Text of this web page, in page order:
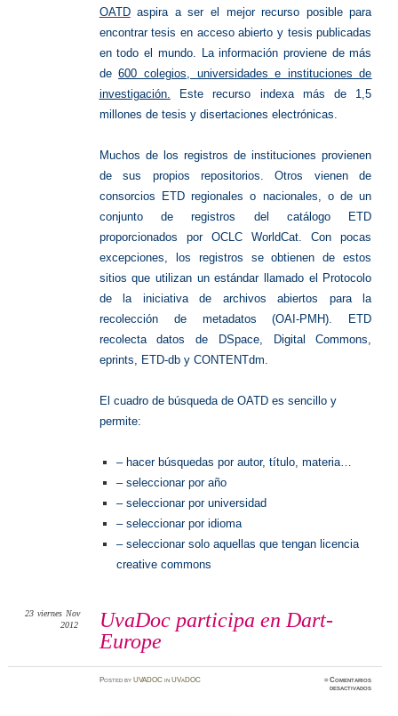
OATDaspira a ser el mejor recurso posible para
encontrar tesis en acceso abierto y tesis publicadas
en todo el mundo. La información proviene de más
de600 colegios, universidades e instituciones de
investigación.
Este recurso indexa más de 1,5
millones de tesis y disertaciones electrónicas.
Muchos de los registros de instituciones provienen
de sus propios repositorios. Otros vienen de
consorcios ETD regionales o nacionales, o de un
conjunto de registros del catálogo ETD
proporcionados por OCLC WorldCat. Con pocas
excepciones, los registros se obtienen de estos
sitios que utilizan un estándar llamado el Protocolo
de la iniciativa de archivos abiertos para la
recolección de metadatos (OAI-PMH). ETD
recolecta datos de DSpace, Digital Commons,
eprints, ETD-db y CONTENTdm.
El cuadro de búsqueda de OATD es sencillo y
permite:
– hacer búsquedas por autor, título, materia…
– seleccionar por año
– seleccionar por universidad
– seleccionar por idioma
– seleccionar solo aquellas que tengan licencia
creative commons
UvaDoc participa en Dart-
Europe
23 viernes Nov
2012
PostedbyUVADOC inUVaDOC ≈Comentarios
desactivadosen